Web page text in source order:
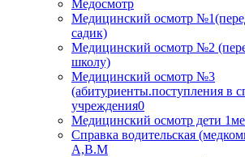
Медосмотр
Медицинский осмотр
садик)
Медицинский осмотр №2
школу)
Медицинский осмотр №3
(абитуриенты.поступления в
учреждения0
Медицинский осмотр дети
Справка водительская
А,В.М